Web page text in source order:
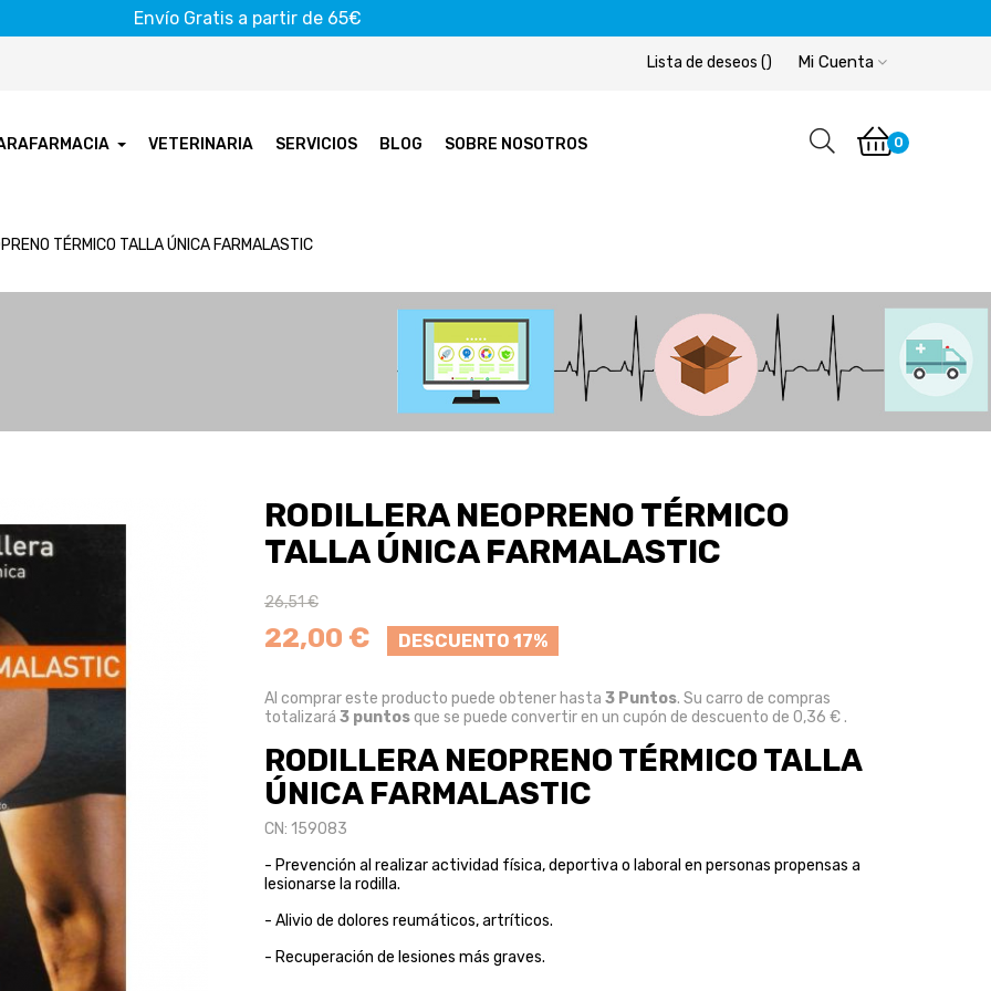
Envío Gratis a partir de 65€
Mi Cuenta
Lista de deseos ()
VETERINARIA SERVICIOS BLOG SOBRE NOSOTROS 0
TÉRMICO TALLA ÚNICA FARMALASTIC
RODILLERA NEOPRENO TÉRMICO
TALLA ÚNICA FARMALASTIC
26,51 €
22,00 € DESCUENTO 17%
Al comprar este producto puede obtener hasta 3 Puntos. Su carro de compras
totalizará 3 puntosque se puede convertir en un cupón de descuento de 0,36 €.
RODILLERA NEOPRENO TÉRMICO TALLA
ÚNICA FARMALASTIC
CN: 159083
- Prevención al realizar actividad física, deportiva o laboral en personas propensas a
lesionarse la rodilla.
- Alivio de dolores reumáticos, artríticos.
- Recuperación de lesiones más graves.